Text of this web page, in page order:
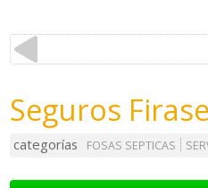
Seguros
categorías FOSAS SEPTICAS